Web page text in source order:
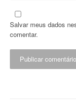
Salvar meus dados
comentar.